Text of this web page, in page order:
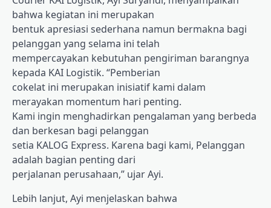
bahwa kegiatan ini merupakan
bentuk apresiasi sederhana namun bermakna bagi
pelanggan yang selama ini telah
mempercayakan kebutuhan pengiriman barangnya
kepada KAI Logistik. “Pemberian
cokelat ini merupakan inisiatif kami dalam
merayakan momentum hari penting.
Kami ingin menghadirkan pengalaman yang berbeda
dan berkesan bagi pelanggan
setia KALOG Express. Karena bagi kami, Pelanggan
adalah bagian penting dari
perjalanan perusahaan,” ujar Ayi.
Lebih lanjut, Ayi menjelaskan bahwa